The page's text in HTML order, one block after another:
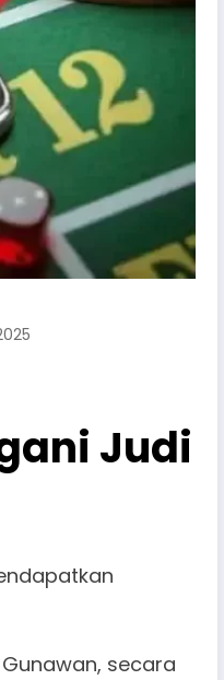
Judi
secara